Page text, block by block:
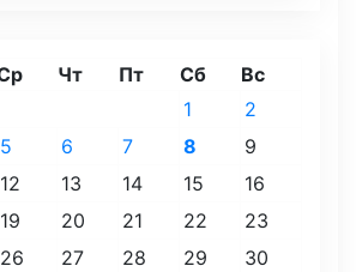
Чт Пт Сб Вс
1
2
5 6 7 8
9
12 13 14 15
16
19 20 21 22
23
26 27 28 29
30